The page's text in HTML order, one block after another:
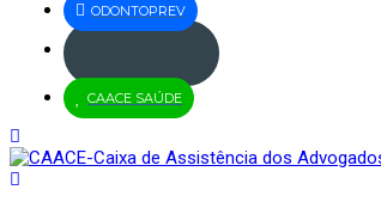
ODONTOPREV
CAACE SAÚDE